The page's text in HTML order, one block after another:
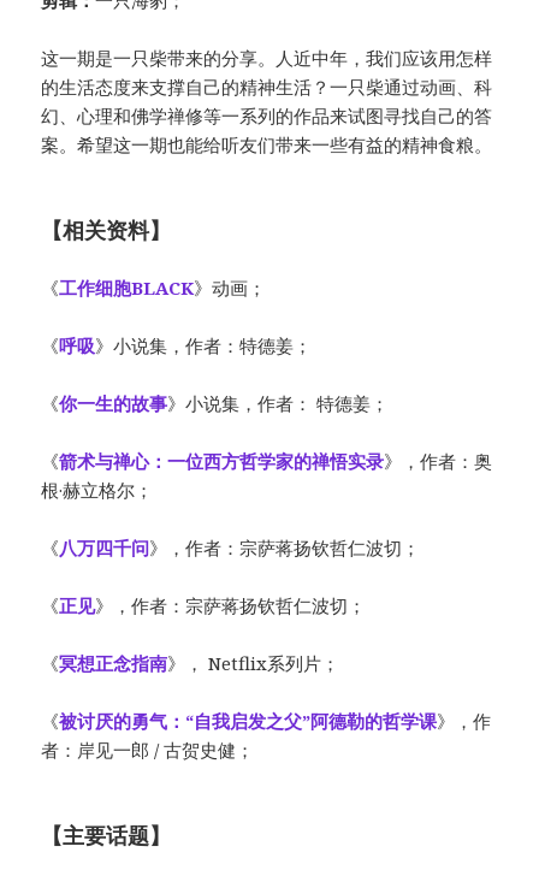
这一期是一只柴带来的分享。人近中年，我们应该用怎样
的生活态度来支撑自己的精神生活？一只柴通过动画、科
幻、心理和佛学禅修等一系列的作品来试图寻找自己的答
案。希望这一期也能给听友们带来一些有益的精神食粮。
【相关资料】
《工作细胞BLACK》动画；
《呼吸》小说集，作者：特德姜；
《你一生的故事》小说集，作者： 特德姜；
《箭术与禅心：一位西方哲学家的禅悟实录》，作者：奥
根·赫立格尔；
《八万四千问》，作者：宗萨蒋扬钦哲仁波切；
《正见》，作者：宗萨蒋扬钦哲仁波切；
《冥想正念指南》， Netflix系列片；
《被讨厌的勇气：“自我启发之父”阿德勒的哲学课》，作
者：岸见一郎 / 古贺史健；
【主要话题】